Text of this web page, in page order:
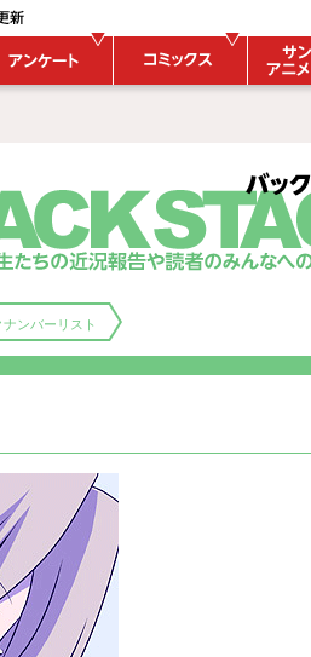
ンバーリスト